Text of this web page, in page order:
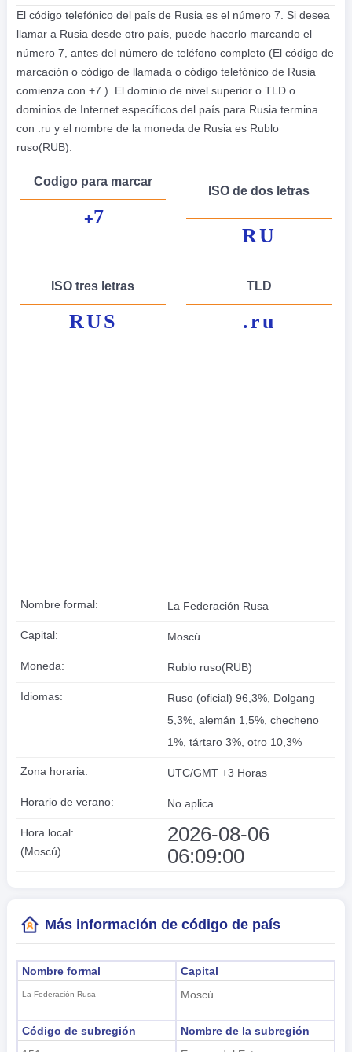
El código telefónico del país de Rusia es el número 7. Si desea
llamar a Rusia desde otro país, puede hacerlo marcando el
número 7, antes del número de teléfono completo (El código de
marcación o código de llamada o código telefónico de Rusia
comienza con +7 ). El dominio de nivel superior o TLD o
dominios de Internet específicos del país para Rusia termina
con .ru y el nombre de la moneda de Rusia es Rublo
ruso(RUB).
Codigo para marcar
+7
ISO de dos letras
RU
ISO tres letras
RUS
TLD
.ru
Nombre formal: La Federación Rusa
Capital: Moscú
Moneda: Rublo ruso(RUB)
Idiomas:
Ruso (oficial) 96,3%, Dolgang
5,3%, alemán 1,5%, checheno
1%, tártaro 3%, otro 10,3%
Zona horaria: UTC/GMT +3 Horas
Horario de verano: No aplica
Hora local:
(Moscú)
2026-08-06
06:09:01
Más información de código de país
Nombre formal
La Federación Rusa
Capital
Moscú
Código de subregión
Nombre de la subregión